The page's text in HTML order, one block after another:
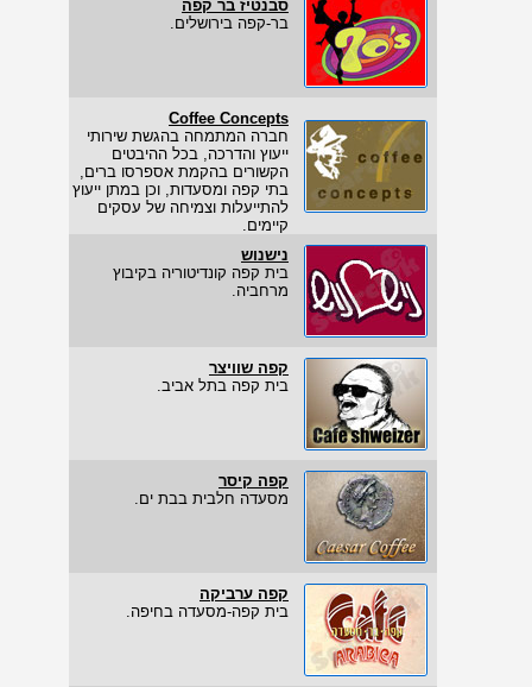
סבנטיז בר קפה
בר-קפה בירושלים.
Coffee Concepts
חברה המתמחה בהגשת שירותי
ייעוץ והדרכה, בכל ההיבטים
הקשורים בהקמת אספרסו ברים,
בתי קפה ומסעדות, וכן במתן ייעוץ
להתייעלות וצמיחה של עסקים
קיימים.
נישנוש
בית קפה קונדיטוריה בקיבוץ
מרחביה.
קפה שוויצר
בית קפה בתל אביב.
קפה קיסר
מסעדה חלבית בבת ים.
קפה ערביקה
בית קפה-מסעדה בחיפה.